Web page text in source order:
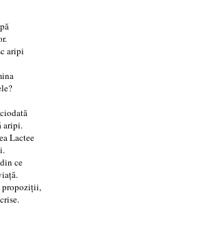
aripi
aripi.
Lactee
ce
propoziții,